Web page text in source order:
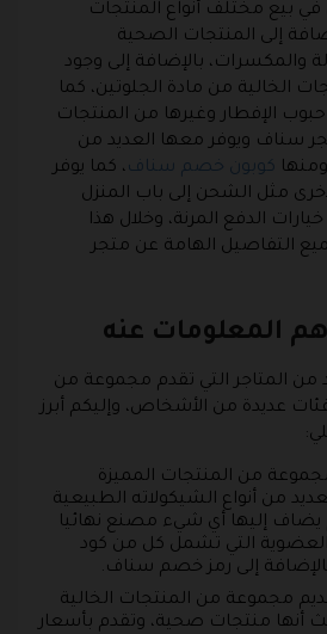
بيع مختلف أنواع المنتجات
إلى المنتجات الصحية
والمكسرات، بالإضافة إلى وجود
الخالية من مادة الجلوتين، كما
الإفطار وغيرها من المنتجات
سناف ويوفر معها العديد من
كوبون خصم سناف، كما يوفر
مثل الشحن إلى باب المنزل
الدفع المرنة، وخلال هذا
التفاصيل الهامة عن متجر
المعلومات عنه
من المتاجر التي تقدم مجموعة من
عديدة من الأشخاص، وإليكم أبرز
من المنتجات المميزة
من أنواع الشيكولاته الطبيعية
يضاف إليها أي شيء مصنع نهائيا
التي تشمل كل من كود
إلى رمز خصم سناف.
مجموعة من المنتجات الخالية
أنها منتجات صحية، وتقدم بأسعار